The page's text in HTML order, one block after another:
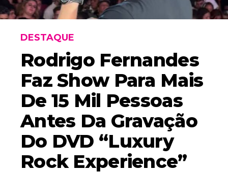
DESTAQUE
Rodrigo Fernandes
Faz Show Para Mais
De 15 Mil Pessoas
Antes Da Gravação
Do DVD “Luxury
Rock Experience”